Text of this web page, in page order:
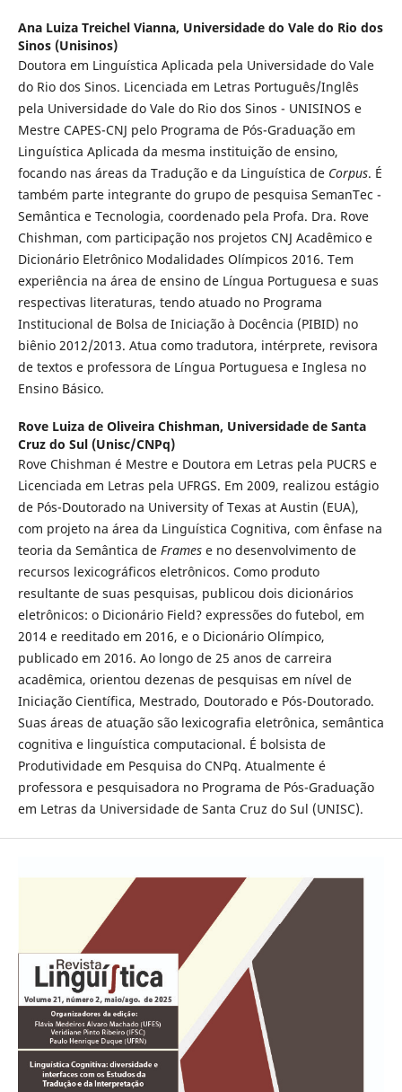
Ana Luiza Treichel Vianna, Universidade do Vale do Rio dos
Sinos (Unisinos)
Doutora em Linguística Aplicada pela Universidade do Vale
do Rio dos Sinos. Licenciada em Letras Português/Inglês
pela Universidade do Vale do Rio dos Sinos - UNISINOS e
Mestre CAPES-CNJ pelo Programa de Pós-Graduação em
Linguística Aplicada da mesma instituição de ensino,
focando nas áreas da Tradução e da Linguística de Corpus. É
também parte integrante do grupo de pesquisa SemanTec -
Semântica e Tecnologia, coordenado pela Profa. Dra. Rove
Chishman, com participação nos projetos CNJ Acadêmico e
Dicionário Eletrônico Modalidades Olímpicos 2016. Tem
experiência na área de ensino de Língua Portuguesa e suas
respectivas literaturas, tendo atuado no Programa
Institucional de Bolsa de Iniciação à Docência (PIBID) no
biênio 2012/2013. Atua como tradutora, intérprete, revisora
de textos e professora de Língua Portuguesa e Inglesa no
Ensino Básico.
Rove Luiza de Oliveira Chishman, Universidade de Santa
Cruz do Sul (Unisc/CNPq)
Rove Chishman é Mestre e Doutora em Letras pela PUCRS e
Licenciada em Letras pela UFRGS. Em 2009, realizou estágio
de Pós-Doutorado na University of Texas at Austin (EUA),
com projeto na área da Linguística Cognitiva, com ênfase na
teoria da Semântica de Framese no desenvolvimento de
recursos lexicográficos eletrônicos. Como produto
resultante de suas pesquisas, publicou dois dicionários
eletrônicos: o Dicionário Field? expressões do futebol, em
2014 e reeditado em 2016, e o Dicionário Olímpico,
publicado em 2016. Ao longo de 25 anos de carreira
acadêmica, orientou dezenas de pesquisas em nível de
Iniciação Científica, Mestrado, Doutorado e Pós-Doutorado.
Suas áreas de atuação são lexicografia eletrônica, semântica
cognitiva e linguística computacional. É bolsista de
Produtividade em Pesquisa do CNPq. Atualmente é
professora e pesquisadora no Programa de Pós-Graduação
em Letras da Universidade de Santa Cruz do Sul (UNISC).